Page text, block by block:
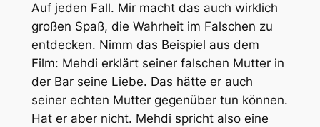
Auf jeden Fall. Mir macht das auch wirklich
großen Spaß, die Wahrheit im Falschen zu
entdecken. Nimm das Beispiel aus dem
Film: Mehdi erklärt seiner falschen Mutter in
der Bar seine Liebe. Das hätte er auch
seiner echten Mutter gegenüber tun können.
Hat er aber nicht. Mehdi spricht also eine